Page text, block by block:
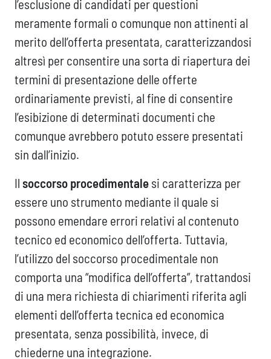
l’esclusione di candidati per questioni
meramente formali o comunque non attinenti al
merito dell’offerta presentata, caratterizzandosi
altresì per consentire una sorta di riapertura dei
termini di presentazione delle offerte
ordinariamente previsti, al fine di consentire
l’esibizione di determinati documenti che
comunque avrebbero potuto essere presentati
sin dall’inizio.
Il soccorso procedimentale si caratterizza per
essere uno strumento mediante il quale si
possono emendare errori relativi al contenuto
tecnico ed economico dell’offerta. Tuttavia,
l’utilizzo del soccorso procedimentale non
comporta una “modifica dell’offerta”, trattandosi
di una mera richiesta di chiarimenti riferita agli
elementi dell’offerta tecnica ed economica
presentata, senza possibilità, invece, di
chiederne una integrazione.